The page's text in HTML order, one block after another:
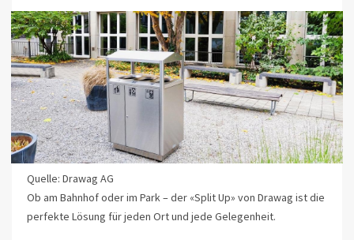
Quelle: Drawag AG
Ob am Bahnhof oder im Park – der «Split Up» von Drawag ist die
perfekte Lösung für jeden Ort und jede Gelegenheit.